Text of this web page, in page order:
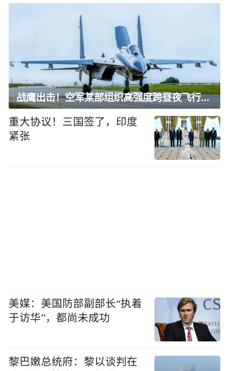
战鹰出击！空军某部组织高强度跨昼夜飞行训练
重大协议！三国签了，印度
紧张
美媒：美国防部副部长“执着
于访华”，都尚未成功
黎巴嫩总统府：黎以谈判在